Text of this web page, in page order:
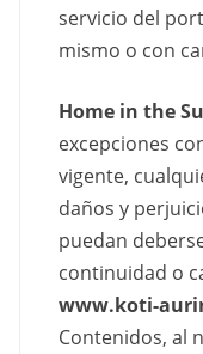
servicio del
mismo o con
Home in the
excepciones
vigente,
daños y
puedan
continuidad o
www.koti-
Contenidos, al